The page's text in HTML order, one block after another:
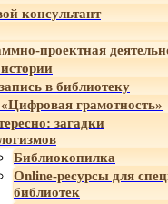
консультант
проектная
в библиотеку
грамотность»
загадки
Библиокопилка
Online-ресурсы для
библиотек